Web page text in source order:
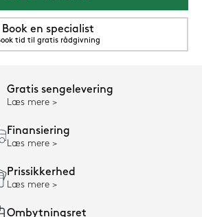
Book en specialist
tid til gratis rådgivning
Gratis sengelevering
Læs mere
Finansiering
Læs mere
Prissikkerhed
Læs mere
Ombytningsret